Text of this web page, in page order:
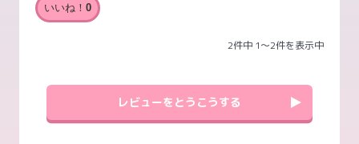
いいね！ 0
2件中 1〜2件を表示中
レビューをとうこうする